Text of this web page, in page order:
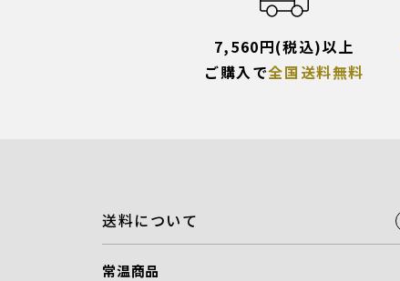
7,560円(税込)以上
ご購入で全国送料無料
送料について
常温商品